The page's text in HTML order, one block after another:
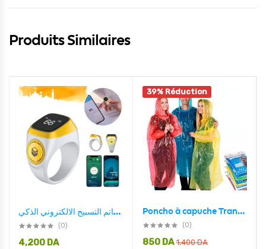
Produits Similaires
خاتم التسبيح الالكتروني الذكي IQIBLA يساعدك على التسبيح والتذكر بطريقة عملية وبسيطة -Zikr Ring Tasbih Counter – Blanc
(0)
4,200 DA
39% Réduction
Poncho à capuche Transparent imperméable Pour Adulte protection d’urgence
(0)
1,400DA
850 DA